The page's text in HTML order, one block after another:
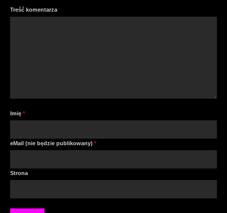
Treść komentarza
Imię *
eMail (nie będzie publikowany) *
Strona